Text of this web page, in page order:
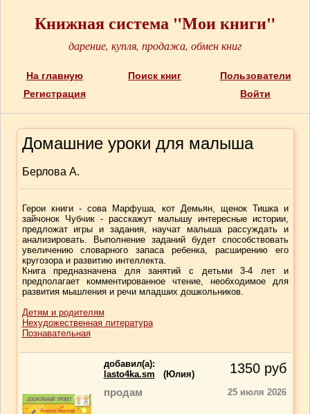
Книжная система "Мои книги"
дарение, купля, продажа, обмен книг
На главную Поиск книг
Пользователи
Регистрация
Войти
Домашние уроки для малыша
Берлова А.
Герои книги - сова Марфуша, кот Демьян, щенок Тишка и
зайчонок Чубчик - расскажут малышу интересные истории,
предложат игры и задания, научат малыша рассуждать и
анализировать. Выполнение заданий будет способствовать
увеличению словарного запаса ребенка, расширению его
кругозора и развитию интеллекта.
Книга предназначена для занятий с детьми 3-4 лет и
предполагает комментированное чтение, необходимое для
развития мышления и речи младших дошкольников.
Детям и родителям
Нехудожественная литература
Познавательная
добавил(a):
lasto4ka.sm
(Юлия) 1350 руб
продам 25 июля 2026